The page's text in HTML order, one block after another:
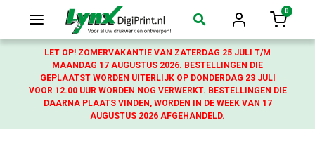
Login
0
LET OP! ZOMERVAKANTIE VAN ZATERDAG 25 JULI T/M
MAANDAG 17 AUGUSTUS 2026. BESTELLINGEN DIE
GEPLAATST WORDEN UITERLIJK OP DONDERDAG 23 JULI
VOOR 12.00 UUR WORDEN NOG VERWERKT. BESTELLINGEN DIE
DAARNA PLAATS VINDEN, WORDEN IN DE WEEK VAN 17
AUGUSTUS 2026 AFGEHANDELD.